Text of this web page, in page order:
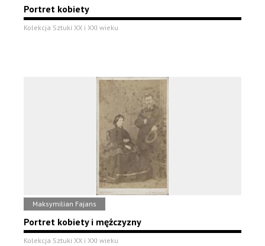
Portret kobiety
Kolekcja Sztuki XX i XXI wieku
Maksymilian Fajans
Portret kobiety i mężczyzny
Kolekcja Sztuki XX i XXI wieku